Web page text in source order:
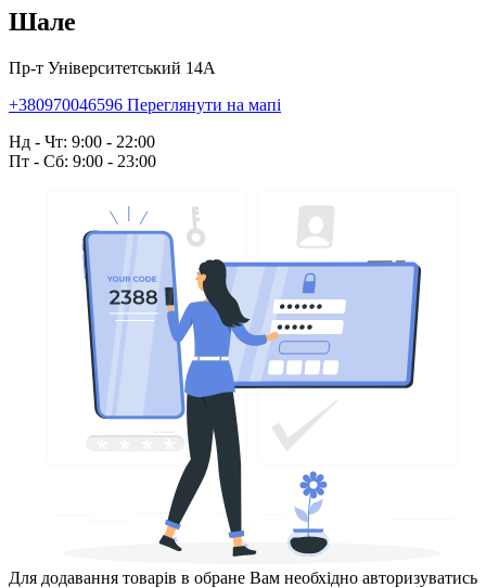
Шале
Пр-т Університетський 14А
+380970046596 Переглянути на мапі
Нд - Чт: 9:00 - 22:00
Пт - Сб: 9:00 - 23:00
Для додавання товарів в обране Вам необхідно авторизуватись